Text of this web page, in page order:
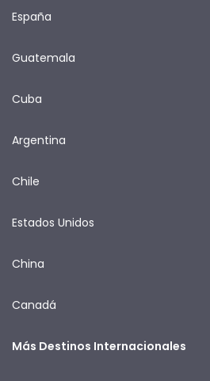
España
Guatemala
Cuba
Argentina
Chile
Estados Unidos
China
Canadá
Más Destinos Internacionales